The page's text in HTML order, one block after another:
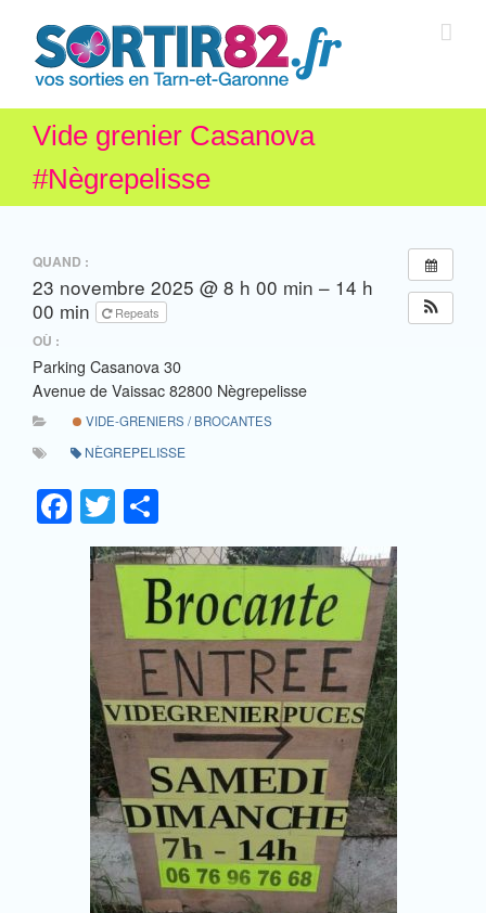
Vide grenier Casanova
#Nègrepelisse
QUAND :
23 novembre 2025 @ 8 h 00 min – 14 h
00 min
Repeats
OÙ :
Parking Casanova 30
Avenue de Vaissac 82800 Nègrepelisse
VIDE-GRENIERS / BROCANTES
NÈGREPELISSE
Facebook
Twitter